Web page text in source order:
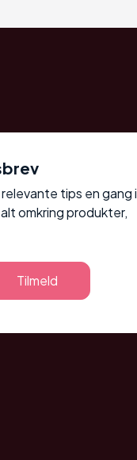
tips en gang i
omkring produkter,
Tilmeld